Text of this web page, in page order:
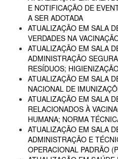
E NOTIFICAÇÃO DE
A SER ADOTADA
ATUALIZAÇÃO EM SALA
VERDADES NA
ATUALIZAÇÃO EM SALA
ADMINISTRAÇÃO
RESÍDUOS;
ATUALIZAÇÃO EM SALA
NACIONAL DE
ATUALIZAÇÃO EM SALA
RELACIONADOS À
HUMANA; NORMA
ATUALIZAÇÃO EM SALA
ADMINISTRAÇÃO E
OPERACIONAL PADRÃO